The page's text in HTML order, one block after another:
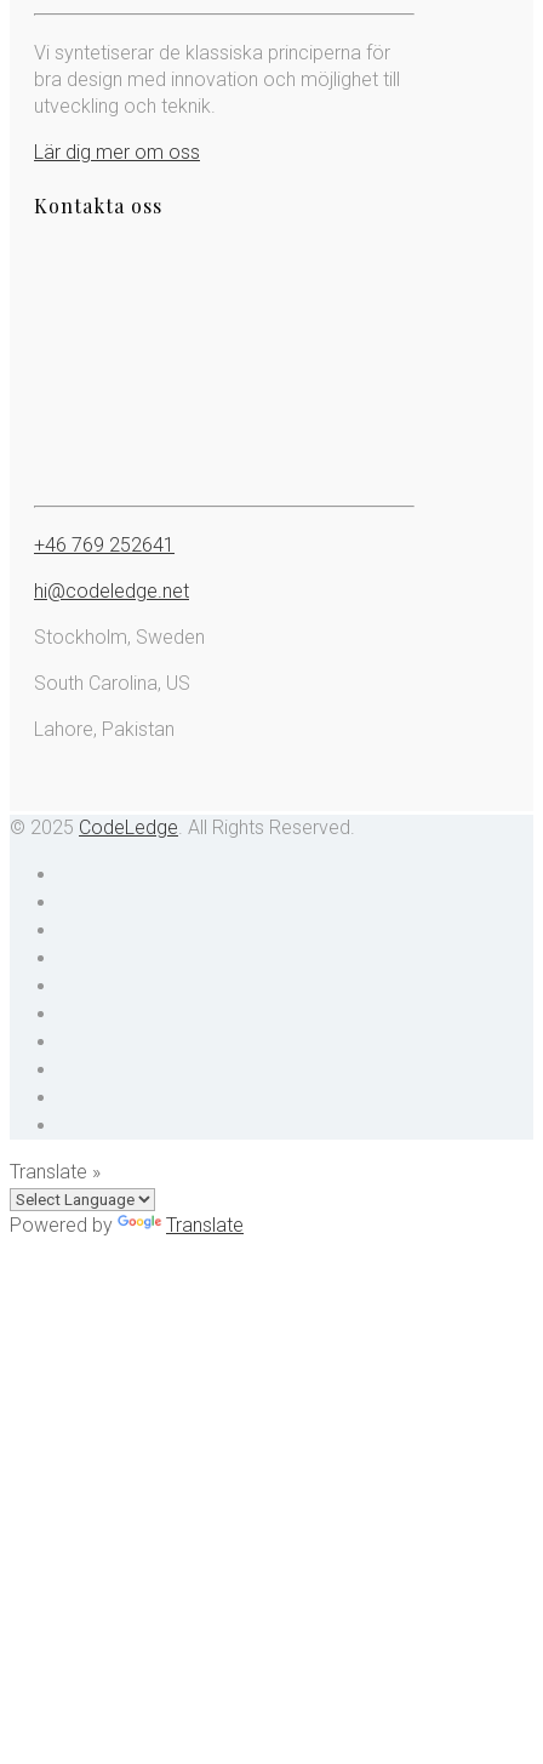
Vi syntetiserar de klassiska principerna för
bra design med innovation och möjlighet till
utveckling och teknik.
Lär dig mer om oss
Kontakta oss
+46 769 252641
hi@codeledge.net
Stockholm, Sweden
South Carolina, US
Lahore, Pakistan
© 2025 CodeLedge. All Rights Reserved.
Translate »
Powered by Translate